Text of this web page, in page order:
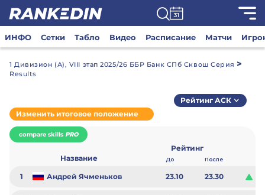
ИНФО Сетки Табло Видео Расписание Матчи
1 Дивизион (А), VIII этап 2025/26 ББР Банк СПб Сквош Серия >
Results
Рейтинг АСК
Изменить итоговое положение
compare skills PRO
Название
Рейтинг
До После
1 Андрей Ячменьков 23.10 23.30